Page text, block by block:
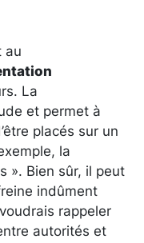
au
La
et permet à
placés sur un
la
». Bien sûr, il peut
indûment
rappeler
autorités et